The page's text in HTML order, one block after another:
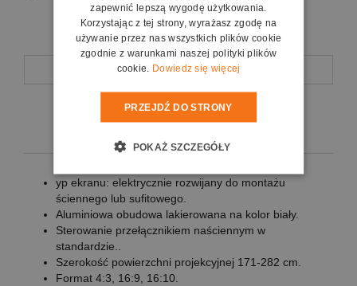
Opis
Koszty dostawy
yp ekranu: elektrycznie rozwijany do montażu
ściennego lub sufitowego.
Aluminiowa obudowa lakierowana na kolor biały.
Sterowanie przełącznikiem naściennym w
standardzie..
Szerokość powierzchni projekcyjnej 171-282 cm.
Format 4:3, 16:9, 16:10.
zapewnić lepszą wygodę użytkowania.
Korzystając z tej strony, wyrażasz zgodę na
używanie przez nas wszystkich plików cookie
zgodnie z warunkami naszej polityki plików
cookie. Dowiedz się więcej
PRZEJDŹ DO STRONY
POKAŻ SZCZEGÓŁY